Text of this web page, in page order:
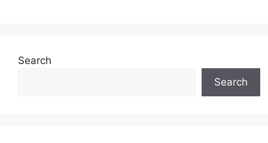
Search
Search